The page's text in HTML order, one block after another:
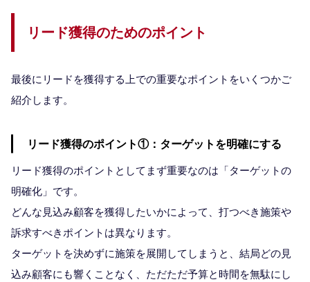
リード獲得のためのポイント
最後にリードを獲得する上での重要なポイントをいくつかご
紹介します。
リード獲得のポイント①：ターゲットを明確にする
リード獲得のポイントとしてまず重要なのは「ターゲットの
明確化」です。
どんな見込み顧客を獲得したいかによって、打つべき施策や
訴求すべきポイントは異なります。
ターゲットを決めずに施策を展開してしまうと、結局どの見
込み顧客にも響くことなく、ただただ予算と時間を無駄にし